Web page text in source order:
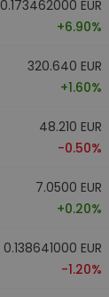
0.173462000 EUR
+6.90%
320.640 EUR
+1.60%
48.210 EUR
-0.50%
7.0500 EUR
+0.20%
0.138641000 EUR
-1.20%